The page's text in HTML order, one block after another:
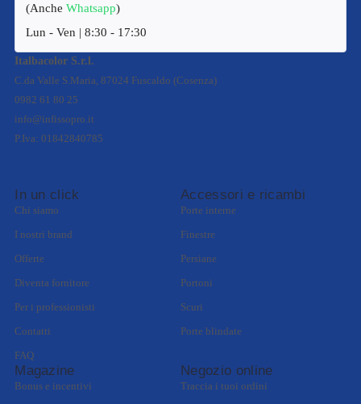
(AncheWhatsapp)
Lun - Ven | 8:30 - 17:30
Italbacolor S.r.l.
C.da Valle S.Maria, 87024 Fuscaldo (Cosenza)
0982 61 80 25
info@infissopro.it
P.Iva: 01842840785
In un click
Chi siamo
I nostri brand
Offerte
Diventa fornitore
Per i professionisti
Contatti
FAQ
Accessori e ricambi
Porte interne
Finestre
Persiane
Portoni
Scuri
Porte blindate
Magazine
Bonus e incentivi
Negozio online
Traccia i tuoi ordini